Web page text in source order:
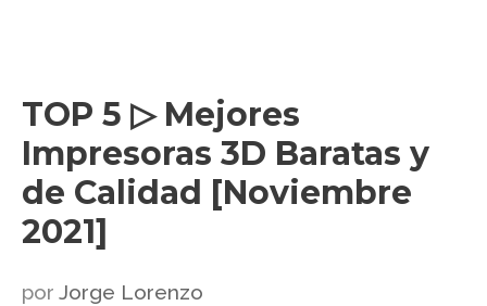
TOP 5 ▷ Mejores
Impresoras 3D Baratas y
de Calidad [Noviembre
2021]
por Jorge Lorenzo